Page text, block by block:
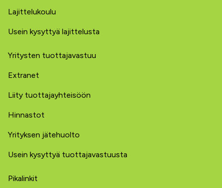
Lajittelukoulu
Usein kysyttyä lajittelusta
Yritysten tuottajavastuu
Extranet
Liity tuottajayhteisöön
Hinnastot
Yrityksen jätehuolto
Usein kysyttyä tuottajavastuusta
Pikalinkit